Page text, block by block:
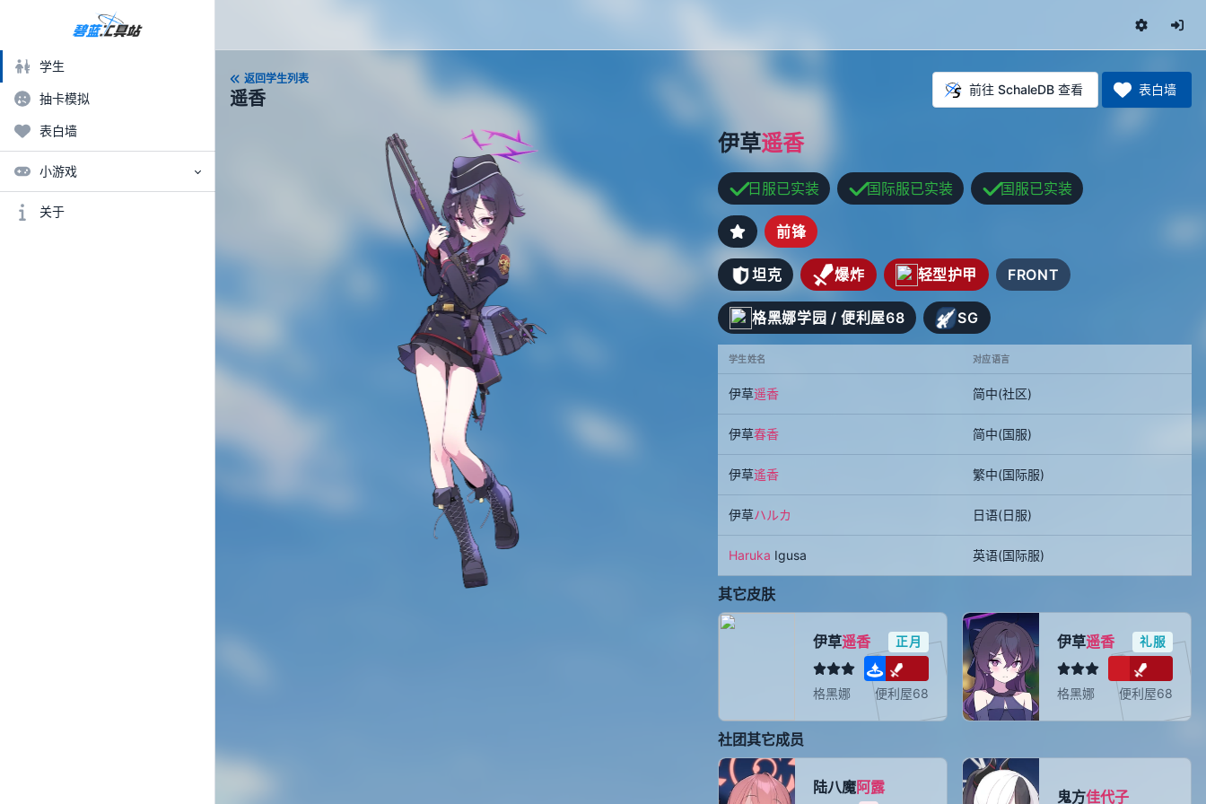
学生
抽卡模拟
表白墙
小游戏
关于
返回学生列表
遥香 前往 SchaleDB 查看 表白墙
伊草遥香
日服已实装 国际服已实装 国服已实装
前锋
坦克 爆炸 轻型护甲 FRONT
格黑娜学园 / 便利屋68 SG
学生姓名 对应语言
伊草遥香 简中(社区)
伊草春香 简中(国服)
伊草遙香 繁中(国际服)
伊草ハルカ 日语(日服)
Haruka Igusa 英语(国际服)
其它皮肤
伊草遥香 正月
格黑娜 便利屋68
伊草遥香 礼服
格黑娜 便利屋68
社团其它成员
陆八魔阿露
鬼方佳代子